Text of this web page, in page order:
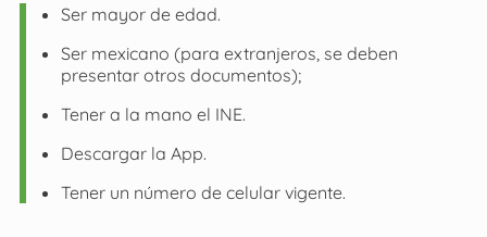
Ser mayor de edad.
Ser mexicano (para extranjeros, se deben
presentar otros documentos);
Tener a la mano el INE.
Descargar la App.
Tener un número de celular vigente.